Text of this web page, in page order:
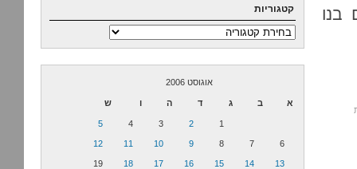
בנו
על
קטגוריות
קטגוריות
אוגוסט 2006
א ב ג ד ה ו ש
1
2
3
4
5
6
7
8
9
10
11
12
13
14
15
16
17
18
19